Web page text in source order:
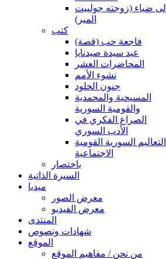
إلى ضياء (زوجته جولييت
المير)
كتب
فاجعة حب (قصة)
عيد سيدة صيدنايا
المحاضرات العشر
نشوء الأمم
جنون الخلود
المسيحية والمحمدية
والقومية السورية
الصراع الفكري في
الأدب السوري
التعاليم السورية القومية
الاجتماعية
باختصار
السيرة الذاتية
ميديا
معرض الصور
معرض الفيديو
المنتدى
شهادات ونصوص
الموقع
من نحن / مفاهيم الموقع